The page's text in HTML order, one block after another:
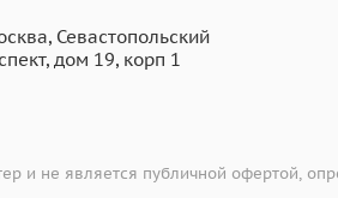
Севастопольский
дом 19, корп 1
не является публичной офертой,